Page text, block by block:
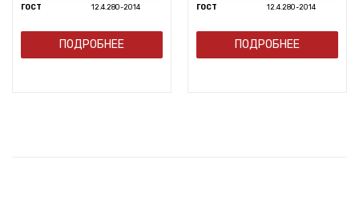
ГОСТ
12.4.280-2014
ПОДРОБНЕЕ
ГОСТ
12.4.280-2014
ПОДРОБНЕЕ